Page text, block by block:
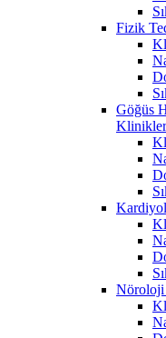
Fizik
Göğüs